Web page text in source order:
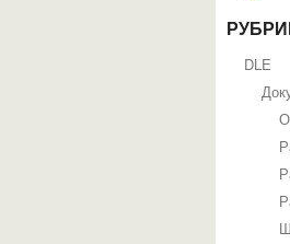
DLE